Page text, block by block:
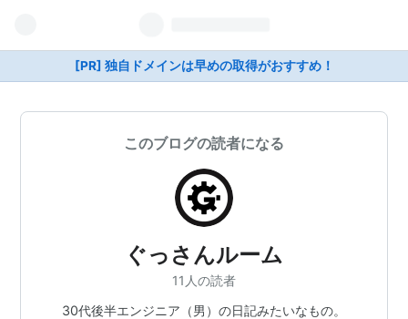
[PR] 独自ドメインは早めの取得がおすすめ！
このブログの読者になる
ぐっさんルーム
11人の読者
30代後半エンジニア（男）の日記みたいなもの。